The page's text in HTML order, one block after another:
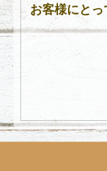
お客様にと